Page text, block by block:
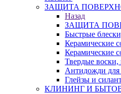
ЗАЩИТА
Назад
ЗАЩИТА
Быстрые
Керамические
Керамические
Твердые
Антидожди для
Глейзы и
КЛИНИНГ И